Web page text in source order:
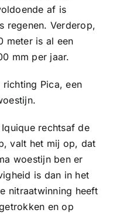
af is
regenen. Verderop,
meter is al een
mm per jaar.
Pica, een
rechtsaf de
valt het mij op, dat
woestijn ben er
is dan in het
nitraatwinning heeft
en op